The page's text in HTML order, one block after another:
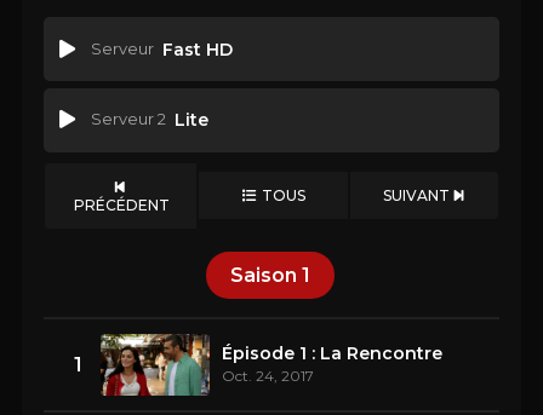
Serveur Fast HD
Serveur 2 Lite
PRÉCÉDENT TOUS SUIVANT
Saison 1
1 Épisode 1 : La Rencontre
Oct. 24, 2017